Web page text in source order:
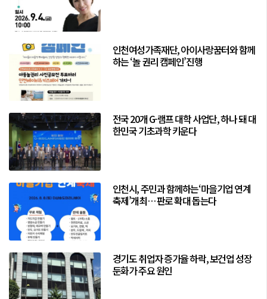
인천여성가족재단, 아이사랑꿈터와 함께
하는 ‘놀 권리 캠페인’진행
전국 20개 G-램프 대학 사업단, 하나 돼 대
한민국 기초과학 키운다
인천시, 주민과 함께하는‘마을기업 연계
축제’개최… 판로 확대 돕는다
경기도 취업자 증가율 하락, 보건업 성장
둔화가 주요 원인